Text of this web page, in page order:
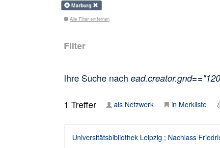
Marburg
Alle Filter entfernen
Filter
Ihre Suche nach
1 Treffer als Netzwerk in Merkliste
Universitätsbibliothek Leipzig ; Nachlass